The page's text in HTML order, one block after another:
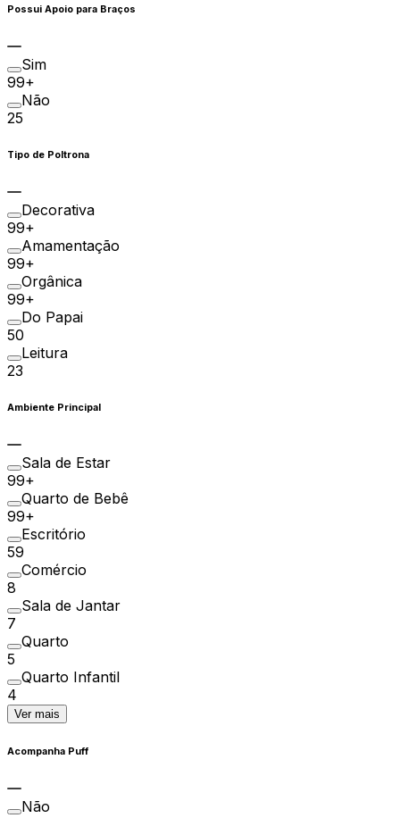
Possui Apoio para Braços
Sim
99+
Não
25
Tipo de Poltrona
Decorativa
99+
Amamentação
99+
Orgânica
99+
Do Papai
50
Leitura
23
Ambiente Principal
Sala de Estar
99+
Quarto de Bebê
99+
Escritório
59
Comércio
8
Sala de Jantar
7
Quarto
5
Quarto Infantil
4
Ver mais
Acompanha Puff
Não